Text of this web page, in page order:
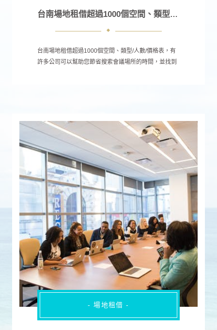
台南場地租借超過1000個空間、類型/人數/價格表，有
許多公司可以幫助您節省搜索會議場所的時間，並找到
- 場地租借 -